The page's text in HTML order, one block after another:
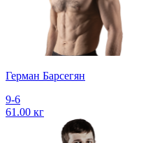
Герман Барсегян
9-6
61.00 кг